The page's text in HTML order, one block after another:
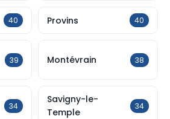
40 Provins 40
39 Montévrain 38
34
Savigny-le-
Temple
34